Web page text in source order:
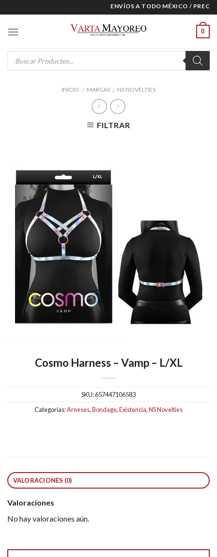
to
content
ENVÍOS A TODO MÉXICO /
0
Products
search
INICIO / MARCAS / NS NOVELTIES
FILTRAR
Cosmo Harness – Vamp – L/XL
SKU:657447106583
Categorías:Arneses,Bondage,Existencia,NS Novelties
VALORACIONES (0)
Valoraciones
No hay valoraciones aún.